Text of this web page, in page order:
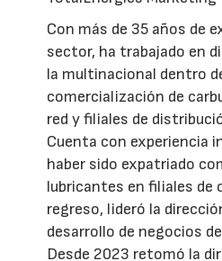
Con más de 35 años de
sector, ha trabajado en
la multinacional dentro
comercialización de
red y filiales de
Cuenta con experiencia
haber sido expatriado
lubricantes en filiales de
regreso, lideró la
desarrollo de negocios
Desde 2023 retomó la